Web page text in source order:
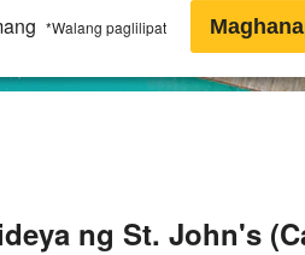
*Walang paglilipat
ng St. John's